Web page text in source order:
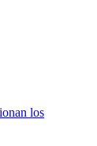
los